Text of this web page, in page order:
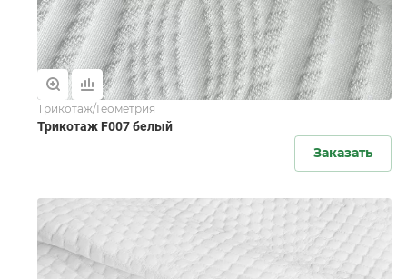
Трикотаж/Геометрия
Трикотаж F007 белый
Заказать